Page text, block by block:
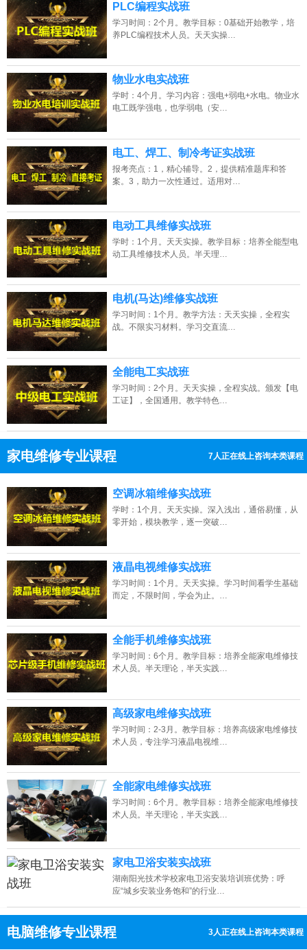
PLC编程实战班
学习时间：2个月。教学目标：0基础开始教学，培
养PLC编程技术人员。天天实操…
物业水电实战班
学时：4个月。学习内容：强电+弱电+水电。物业水
电工既学强电，也学弱电（安…
电工、焊工、制冷考证实战班
报考亮点：1，精心辅导。2，提供精准题库和答
案。3，助力一次性通过。适用对…
电动工具维修实战班
学时：1个月。天天实操。教学目标：培养全能型电
动工具维修技术人员。半天理…
电机(马达)维修实战班
学习时间：1个月。教学方法：天天实操，全程实
战。不限实习材料。学习交直流…
全能电工实战班
学习时间：2个月。天天实操，全程实战。颁发【电
工证】，全国通用。教学特色…
家电维修专业课程 7人正在线上咨询本类课程
点击免费咨询电话：13807313137
空调冰箱维修实战班
学时：1个月。天天实操。深入浅出，通俗易懂，从
零开始，模块教学，逐一突破…
液晶电视维修实战班
学习时间：1个月。天天实操。学习时间看学生基础
而定，不限时间，学会为止。…
全能手机维修实战班
学习时间：6个月。教学目标：培养全能家电维修技
术人员。半天理论，半天实践…
高级家电维修实战班
学习时间：2-3月。教学目标：培养高级家电维修技
术人员，专注学习液晶电视维…
全能家电维修实战班
学习时间：6个月。教学目标：培养全能家电维修技
术人员。半天理论，半天实践…
家电卫浴安装实战班
湖南阳光技术学校家电卫浴安装培训班优势：呼
应“城乡安装业务饱和”的行业…
电脑维修专业课程 3人正在线上咨询本类课程